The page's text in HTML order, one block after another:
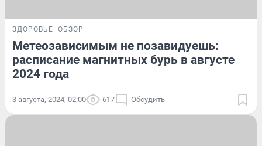
ЗДОРОВЬЕ ОБЗОР
Метеозависимым не позавидуешь:
расписание магнитных бурь в августе
2024 года
3 августа, 2024, 02:00 617 Обсудить